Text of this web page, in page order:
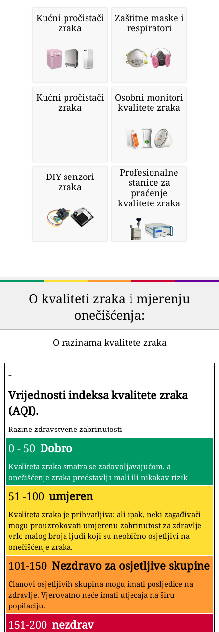
Kućni pročistači
zraka
Zaštitne maske i
respiratori
Kućni pročistači
zraka
Osobni monitori
kvalitete zraka
DIY senzori
zraka
Profesionalne
stanice za
praćenje
kvalitete zraka
O kvaliteti zraka i mjerenju
onečišćenja:
O razinama kvalitete zraka
-
Vrijednosti indeksa kvalitete zraka
(AQI).
Razine zdravstvene zabrinutosti
0 - 50 Dobro
Kvaliteta zraka smatra se zadovoljavajućom, a
onečišćenje zraka predstavlja mali ili nikakav rizik
51 -100 umjeren
Kvaliteta zraka je prihvatljiva; ali ipak, neki zagađivači
mogu prouzrokovati umjerenu zabrinutost za zdravlje
vrlo malog broja ljudi koji su neobično osjetljivi na
onečišćenje zraka.
101-150 Nezdravo za osjetljive skupine
Članovi osjetljivih skupina mogu imati posljedice na
zdravlje. Vjerovatno neće imati utjecaja na širu
popilaciju.
151-200 nezdrav